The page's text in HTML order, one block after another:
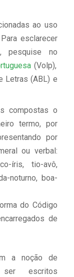
ao uso
esclarecer
pesquise no
(Volp),
Letras (ABL) e
compostas o
termo, por
por
ou verbal:
íris, tio-avô,
noturno, boa-
do Código
de
a noção de
escritos